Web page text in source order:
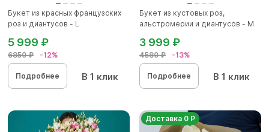
Букет из красных французских
роз и диантусов - L
6850 ₽ -12%
5 999 ₽
Подробнее В 1 клик
Букет из кустовых роз,
альстромерии и диантусов - М
4580 ₽ -13%
3 999 ₽
Подробнее В 1 клик
Доставка 0 Р